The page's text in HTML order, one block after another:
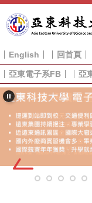
到
主
內
容
區
English 回首頁
亞東電子系FB 亞